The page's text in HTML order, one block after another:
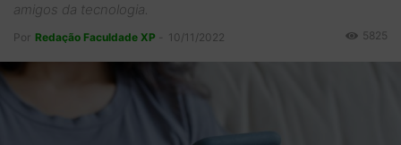
amigos da tecnologia.
Por Redação Faculdade XP 10/11/2022 5825